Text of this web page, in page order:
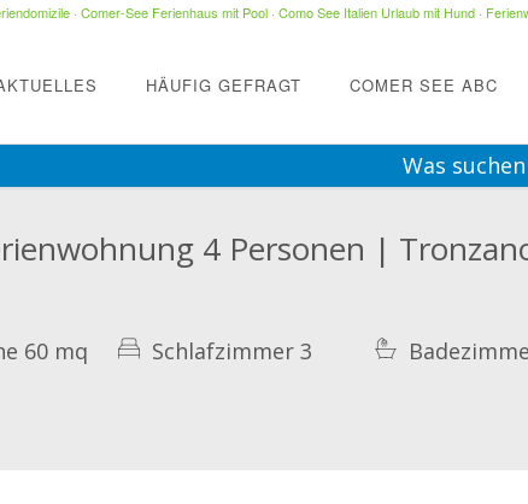
· Comer-See Ferienhaus mit Pool· Como See Italien Urlaub mit Hund·
HÄUFIG GEFRAGT COMER SEE ABC
Was suchen
4 Personen |
60 mq Schlafzimmer 3